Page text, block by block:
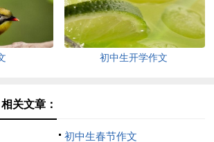
初中生开学作文
关文章：
初中生春节作文